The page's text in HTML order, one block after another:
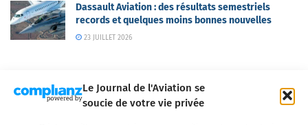
Le Journal de l'Aviation se
soucie de votre vie privée
Dassault Aviation : des résultats semestriels
records et quelques moins bonnes nouvelles
23 JUILLET 2026